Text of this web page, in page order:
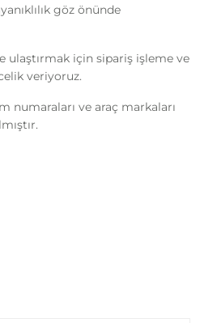
göz önünde
ulaştırmak için sipariş işleme ve
veriyoruz.
numaraları ve araç markaları